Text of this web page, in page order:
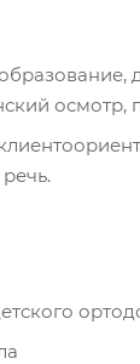
осмотр,